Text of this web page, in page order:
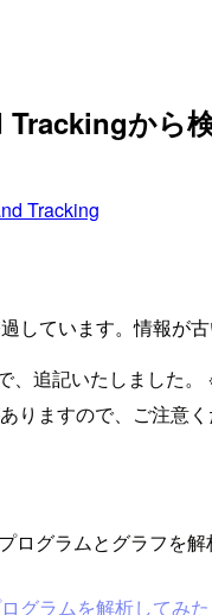
Trackingから
Tracking
しています。情報が
、追記いたしました
りますので、ご注意く
ログラムとグラフを解
グラムを解析してみた